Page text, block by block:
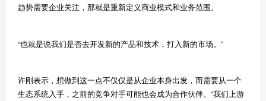
趋势需要企业关注，那就是重新定义商业模式和业务范围。
“也就是说我们是否去开发新的产品和技术，打入新的市场。”
许刚表示，想做到这一点不仅仅是从企业本身出发，而需要从一个
生态系统入手，之前的竞争对手可能也会成为合作伙伴。“我们上游